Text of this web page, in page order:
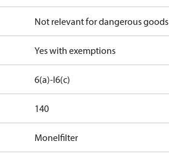
Not relevant for dangerous goods
Yes with exemptions
6(a)-I6(c)
140
Monelfilter